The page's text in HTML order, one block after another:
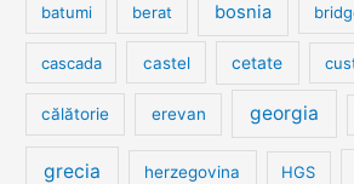
batumi berat bosnia
cascada castel cetate
călătorie erevan georgia
grecia herzegovina HGS